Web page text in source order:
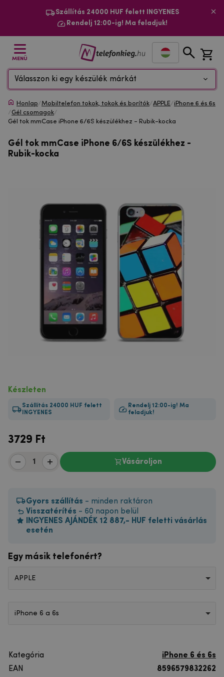
Szállítás 24000 HUF felett INGYENES
Rendelj 12:00-ig! Ma feladjuk!
MENÜ
Válasszon ki egy készülék márkát
Honlap/Mobiltelefon tokok, tokok és borítók/APPLE/iPhone 6 és 6s
/Gél csomagok/
Gél tok mmCase iPhone 6/6S készülékhez - Rubik-kocka
Gél tok mmCase iPhone 6/6S készülékhez -
Rubik-kocka
Készleten
Szállítás 24000 HUF felett
INGYENES
Rendelj 12:00-ig! Ma
feladjuk!
3729 Ft
Vásároljon
Gyors szállítás - minden raktáron
Visszatérítés - 60 napon belül
INGYENES AJÁNDÉK 12 887,- HUF feletti vásárlás
esetén
Egy másik telefonért?
APPLE
iPhone 6 a 6s
Kategória
iPhone 6 és 6s
EAN
8596579832262